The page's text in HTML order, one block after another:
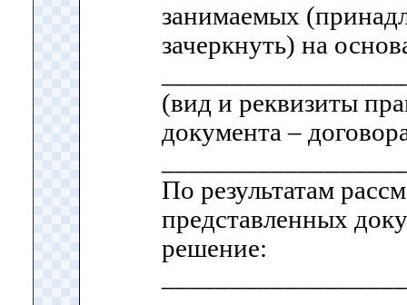
занимаемых
зачеркнуть) на
(вид и реквизиты
документа –
По результатам
представленных
решение: